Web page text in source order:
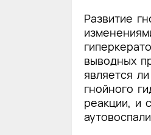
Развитие
выводных
является
гнойного
реакции, и